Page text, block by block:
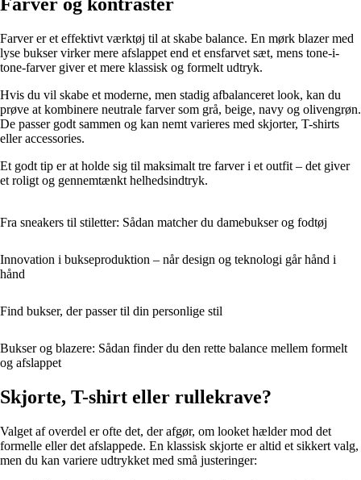
Farver og kontraster
Farver er et effektivt værktøj til at skabe balance. En mørk blazer med
lyse bukser virker mere afslappet end et ensfarvet sæt, mens tone-i-
tone-farver giver et mere klassisk og formelt udtryk.
Hvis du vil skabe et moderne, men stadig afbalanceret look, kan du
prøve at kombinere neutrale farver som grå, beige, navy og olivengrøn.
De passer godt sammen og kan nemt varieres med skjorter, T-shirts
eller accessories.
Et godt tip er at holde sig til maksimalt tre farver i et outfit – det giver
et roligt og gennemtænkt helhedsindtryk.
Fra sneakers til stiletter: Sådan matcher du damebukser og fodtøj
Innovation i bukseproduktion – når design og teknologi går hånd i
hånd
Find bukser, der passer til din personlige stil
Bukser og blazere: Sådan finder du den rette balance mellem formelt
og afslappet
Skjorte, T-shirt eller rullekrave?
Valget af overdel er ofte det, der afgør, om looket hælder mod det
formelle eller det afslappede. En klassisk skjorte er altid et sikkert valg,
men du kan variere udtrykket med små justeringer: